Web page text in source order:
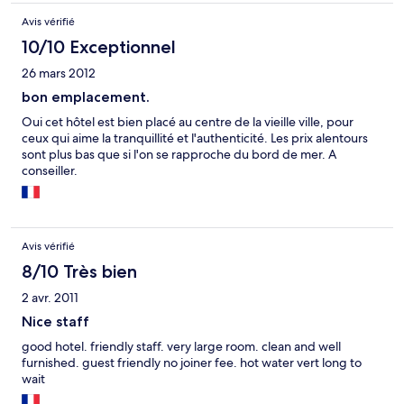
L'autre chambre est un peu mieux. Mais la gérante était très
désagréable; ton agressif et comportement très rude.
Avis vérifié
10/10 Exceptionnel
26 mars 2012
bon emplacement.
Oui cet hôtel est bien placé au centre de la vieille ville, pour
ceux qui aime la tranquillité et l'authenticité. Les prix alentours
sont plus bas que si l'on se rapproche du bord de mer. A
conseiller.
Avis vérifié
8/10 Très bien
2 avr. 2011
Nice staff
good hotel. friendly staff. very large room. clean and well
furnished. guest friendly no joiner fee. hot water vert long to
wait